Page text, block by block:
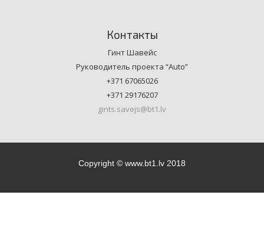
Контакты
Гинт Шавейс
Руководитель проекта “Auto”
+371 67065026
+371 29176207
gints.savejs@bt1.lv
Copyright © www.bt1.lv 2018